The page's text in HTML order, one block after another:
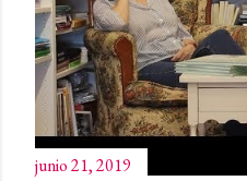
junio 21, 2019